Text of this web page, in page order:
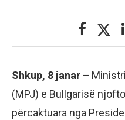
Shkup, 8 janar –
(MPJ) e Bullgarisë
përcaktuara nga